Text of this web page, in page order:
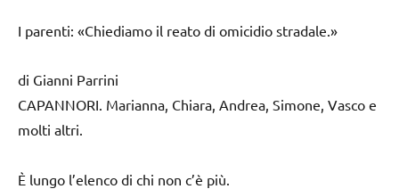
I parenti: «Chiediamo il reato di omicidio stradale.»
di Gianni Parrini
CAPANNORI. Marianna, Chiara, Andrea, Simone, Vasco e
molti altri.
È lungo l’elenco di chi non c’è più.